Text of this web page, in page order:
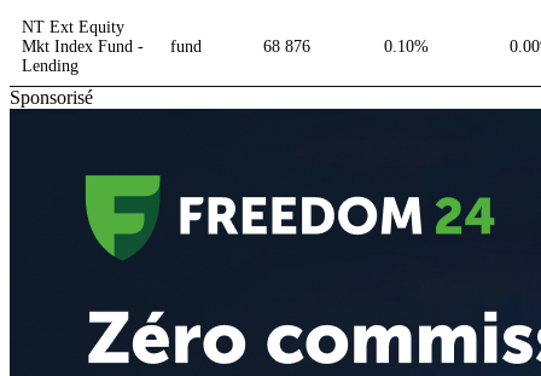
NT Ext Equity
Mkt Index Fund -
Lending
fund 68 876 0.10%
Sponsorisé